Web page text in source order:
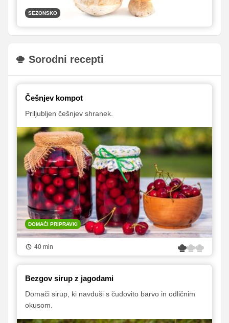
SEZONSKO
Sorodni recepti
Češnjev kompot
Priljubljen češnjev shranek.
DOMAČI PRIPRAVKI
40 min
Bezgov sirup z jagodami
Domači sirup, ki navduši s čudovito barvo in odličnim
okusom.